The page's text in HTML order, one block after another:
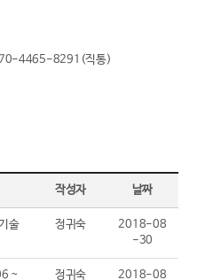
4465-8291(직통)
작성자 날짜
술
정귀숙
2018-08
-30
~
정귀숙
2018-08